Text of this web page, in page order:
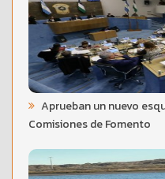
Aprueban un nuevo
Comisiones de Fomento